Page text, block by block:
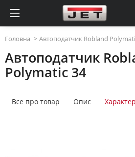
Головна Автоподатчик Robland
Автоподатчик
Polymatic 34
Все про товар Опис